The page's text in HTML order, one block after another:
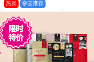
热卖 杂志推荐